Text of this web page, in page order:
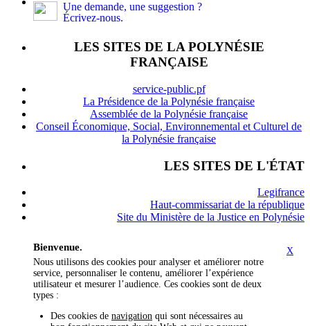
Une demande, une suggestion ?
Écrivez-nous.
LES SITES DE LA POLYNÉSIE
FRANÇAISE
service-public.pf
La Présidence de la Polynésie française
Assemblée de la Polynésie française
Conseil Économique, Social, Environnemental et Culturel de
la Polynésie française
LES SITES DE L'ÉTAT
Legifrance
Haut-commissariat de la république
Site du Ministère de la Justice en Polynésie
X
Bienvenue.
Nous utilisons des cookies pour analyser et améliorer notre
service, personnaliser le contenu, améliorer l’expérience
utilisateur et mesurer l’audience. Ces cookies sont de deux
types :
Des cookies de navigation qui sont nécessaires au